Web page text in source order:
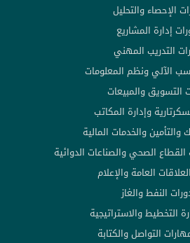
الإحصاء والتحليل
إدارة المشاريع
التدريب المهني
الآلي ونظم المعلومات
التسويق والمبيعات
وإدارة المكاتب
والتأمين والخدمات المالية
الصحي والصناعات الدوائية
العامة والإعلام
النفط والغاز
التخطيط والاستراتيجية
التواصل والكتابة